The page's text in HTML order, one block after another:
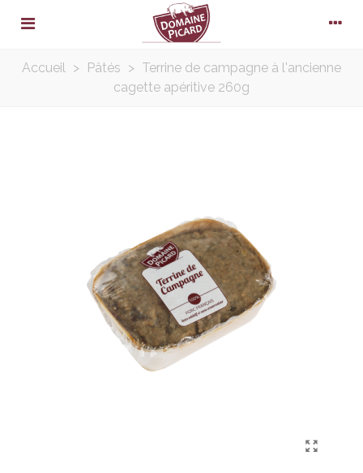
Accueil > Pâtés > Terrine de campagne à l'ancienne
cagette apéritive 260g